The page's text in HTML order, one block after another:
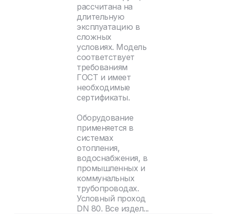
рассчитана на
длительную
эксплуатацию в
сложных
условиях. Модель
соответствует
требованиям
ГОСТ и имеет
необходимые
сертификаты.
Оборудование
применяется в
системах
отопления,
водоснабжения, в
промышленных и
коммунальных
трубопроводах.
Условный проход
DN 80. Все издел...